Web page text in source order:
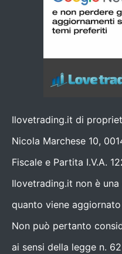
Ilovetrading.it di
Nicola Marchese 10,
Fiscale e Partita I.V.A.
Ilovetrading.it non è
quanto viene
Non può pertanto
ai sensi della legge n.